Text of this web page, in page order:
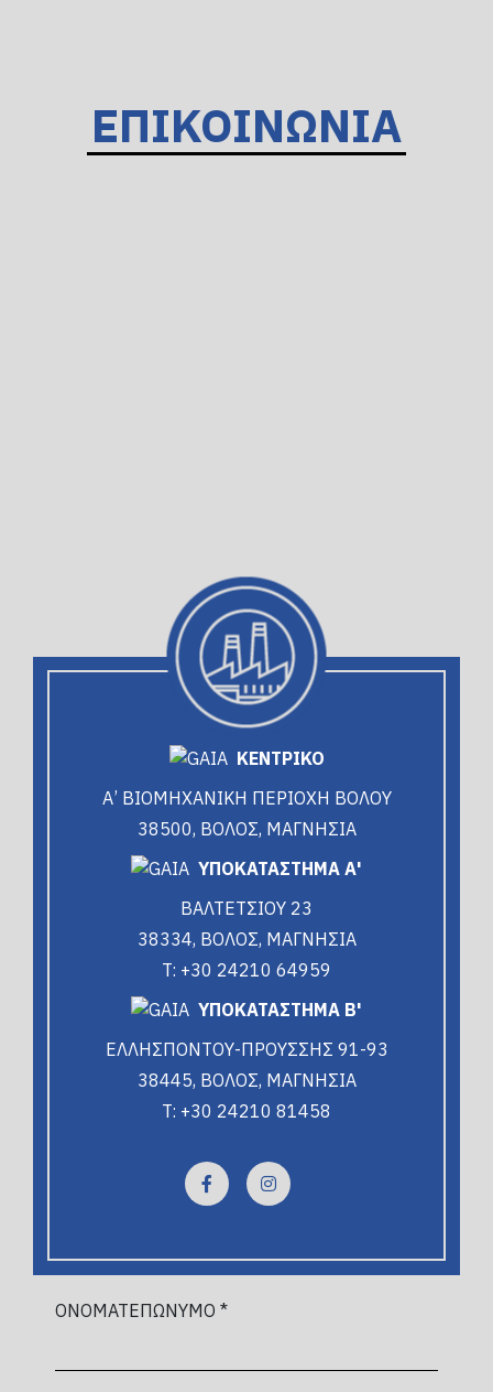
ΕΠΙΚΟΙΝΩΝΙΑ
ΟΝΟΜΑΤΕΠΩΝΥΜΟ *
ΚΕΝΤΡΙΚΟ
Α’ ΒΙΟΜΗΧΑΝΙΚΗ ΠΕΡΙΟΧΗ ΒΟΛΟΥ
38500, ΒΟΛΟΣ, ΜΑΓΝΗΣΙΑ
ΥΠΟΚΑΤΑΣΤΗΜΑ Α'
ΒΑΛΤΕΤΣΙΟΥ 23
38334, ΒΟΛΟΣ, ΜΑΓΝΗΣΙΑ
T: +30 24210 64959
ΥΠΟΚΑΤΑΣΤΗΜΑ Β'
ΕΛΛΗΣΠΟΝΤΟΥ-ΠΡΟΥΣΣΗΣ 91-93
38445, ΒΟΛΟΣ, ΜΑΓΝΗΣΙΑ
T: +30 24210 81458